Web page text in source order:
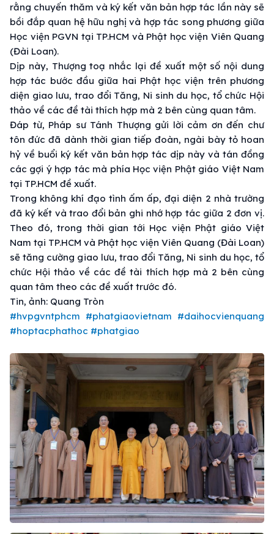
rằng chuyến thăm và ký kết văn bản hợp tác lần này sẽ
bồi đắp quan hệ hữu nghị và hợp tác song phương giữa
Học viện PGVN tại TP.HCM và Phật học viện Viên Quang
(Đài Loan).
Dịp này, Thượng toạ nhắc lại đề xuất một số nội dung
hợp tác bước đầu giữa hai Phật học viện trên phương
diện giao lưu, trao đổi Tăng, Ni sinh du học, tổ chức Hội
thảo về các đề tài thích hợp mà 2 bên cùng quan tâm.
Đáp từ, Pháp sư Tánh Thượng gửi lời cảm ơn đến chư
tôn đức đã dành thời gian tiếp đoàn, ngài bày tỏ hoan
hỷ về buổi ký kết văn bản hợp tác dịp này và tán đồng
các gợi ý hợp tác mà phía Học viện Phật giáo Việt Nam
tại TP.HCM đề xuất.
Trong không khí đạo tình ấm ấp, đại diện 2 nhà trường
đã ký kết và trao đổi bản ghi nhớ hợp tác giữa 2 đơn vị.
Theo đó, trong thời gian tới Học viện Phật giáo Việt
Nam tại TP.HCM và Phật học viện Viên Quang (Đài Loan)
sẽ tăng cường giao lưu, trao đổi Tăng, Ni sinh du học, tổ
chức Hội thảo về các đề tài thích hợp mà 2 bên cùng
quan tâm theo các đề xuất trước đó.
Tin, ảnh: Quang Tròn
#hvpgvntphcm #phatgiaovietnam #daihocvienquang
#hoptacphathoc #phatgiao